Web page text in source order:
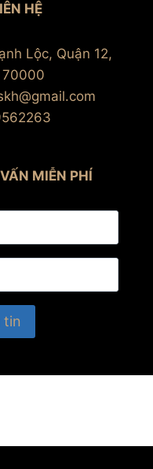
HỆ
Lộc, Quận 12,
70000
MIỄN PHÍ